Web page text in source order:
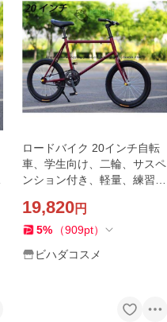
ロードバイク 20インチ自転
車、学生向け、二輪、サスペ
ンション付き、軽量、練習
子向け、20インチ、40スポ
ーク
19,820円
5% （909pt）
ビハダコスメ